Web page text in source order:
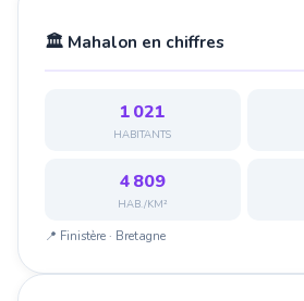
🏛️ Mahalon en chiffres
1 021
HABITANTS
4 809
HAB./KM²
📍 Finistère · Bretagne